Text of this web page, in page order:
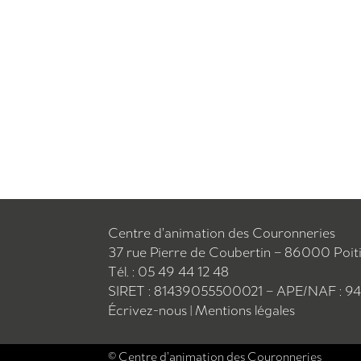
Centre d’animation des Couronneries
37 rue Pierre de Coubertin – 86000
Tél. : 05 49 44 12 48
SIRET : 81439055500021 – APE/NAF :
Écrivez-nous|Mentions légales
© Centre d’animation des Couronneries